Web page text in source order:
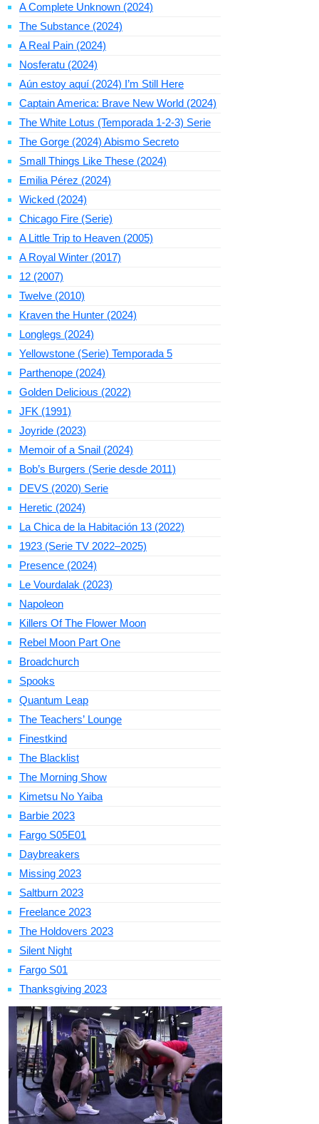
A Complete Unknown (2024)
The Substance (2024)
A Real Pain (2024)
Nosferatu (2024)
Aún estoy aquí (2024) I’m Still Here
Captain America: Brave New World (2024)
The White Lotus (Temporada 1-2-3) Serie
The Gorge (2024) Abismo Secreto
Small Things Like These (2024)
Emilia Pérez (2024)
Wicked (2024)
Chicago Fire (Serie)
A Little Trip to Heaven (2005)
A Royal Winter (2017)
12 (2007)
Twelve (2010)
Kraven the Hunter (2024)
Longlegs (2024)
Yellowstone (Serie) Temporada 5
Parthenope (2024)
Golden Delicious (2022)
JFK (1991)
Joyride (2023)
Memoir of a Snail (2024)
Bob’s Burgers (Serie desde 2011)
DEVS (2020) Serie
Heretic (2024)
La Chica de la Habitación 13 (2022)
1923 (Serie TV 2022–2025)
Presence (2024)
Le Vourdalak (2023)
Napoleon
Killers Of The Flower Moon
Rebel Moon Part One
Broadchurch
Spooks
Quantum Leap
The Teachers’ Lounge
Finestkind
The Blacklist
The Morning Show
Kimetsu No Yaiba
Barbie 2023
Fargo S05E01
Daybreakers
Missing 2023
Saltburn 2023
Freelance 2023
The Holdovers 2023
Silent Night
Fargo S01
Thanksgiving 2023